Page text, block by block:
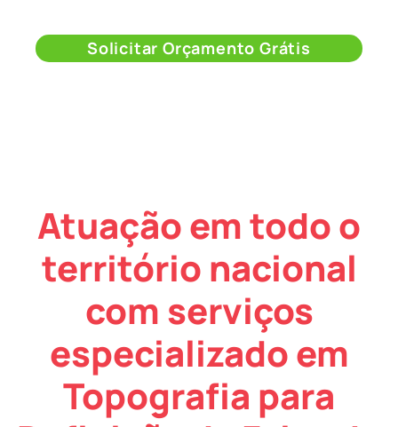
Solicitar Orçamento Grátis
Atuação em todo o
território nacional
com serviços
especializado em
Topografia para